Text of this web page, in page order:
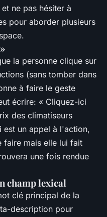
ne pas hésiter à
pour aborder plusieurs
la personne clique sur
(sans tomber dans
à faire le geste
écrire: « Cliquez-ici
des climatiseurs
est un appel à l'action,
faire mais elle lui fait
une fois rendue
champ lexical
clé principal de la
description pour